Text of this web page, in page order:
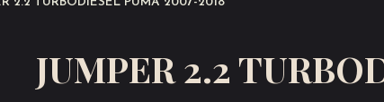
JUMPER 2.2